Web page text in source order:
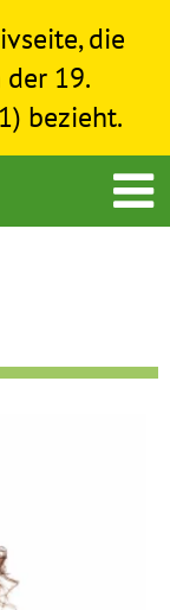
die
19.
bezieht.
und